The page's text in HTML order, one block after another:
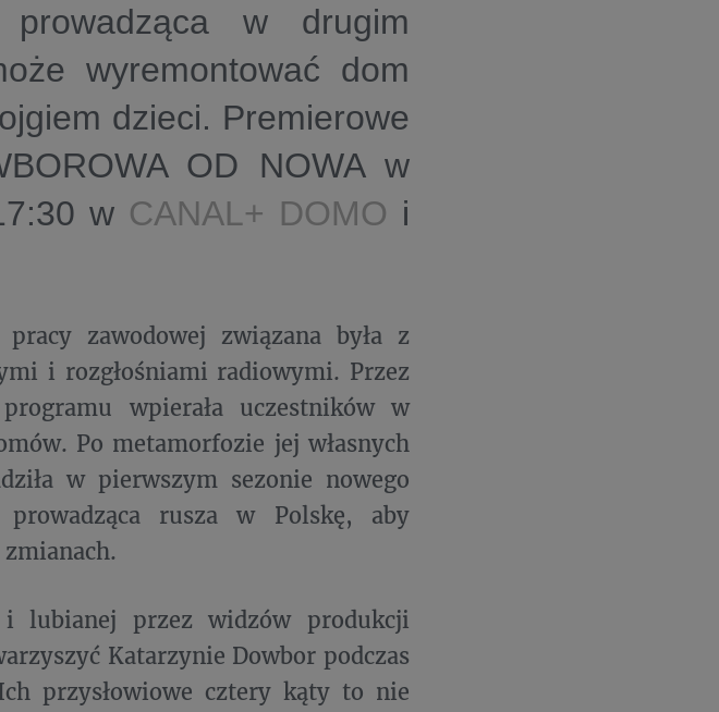
w drugim
wyremontować dom
dzieci. Premierowe
OD NOWA w
w CANAL+ DOMO i
zawodowej związana była z
i rozgłośniami radiowymi. Przez
wpierała uczestników w
Po metamorfozie jej własnych
w pierwszym sezonie nowego
rusza w Polskę, aby
lubianej przez widzów produkcji
Katarzynie Dowbor podczas
przysłowiowe cztery kąty to nie